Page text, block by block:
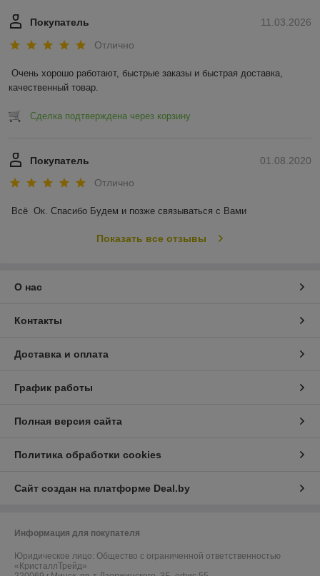
11.03.2026
Покупатель
Отлично
Очень хорошо работают, быстрые заказы и быстрая доставка,
качественный товар.
Сделка подтверждена через корзину
01.08.2020
Покупатель
Отлично
Всё  Ок. Спасибо Будем и позже связываться с Вами
Показать все отзывы
О нас
Контакты
Доставка и оплата
График работы
Полная версия сайта
Политика обработки cookies
Сайт создан на платформе Deal.by
Информация для покупателя
Юридическое лицо: Общество с ограниченной ответственностью
«КристаллТрейд»